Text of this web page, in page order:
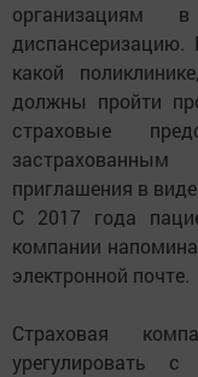
организациям
диспансеризацию.
какой
должны пройти
страховые
приглашения в
С 2017 года
компании
электронной почте.
Страховая
урегулировать